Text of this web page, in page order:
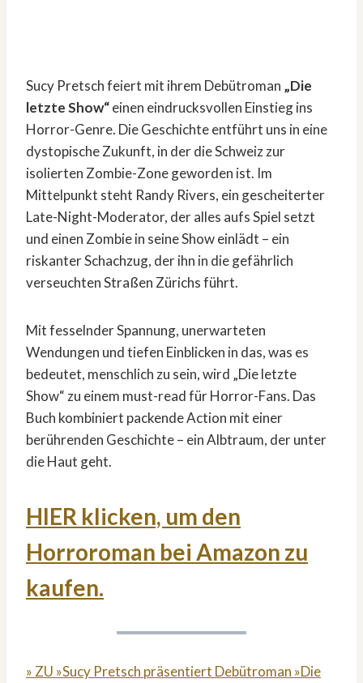
Sucy Pretsch feiert mit ihrem Debütroman „Die
letzte Show“einen eindrucksvollen Einstieg ins
Horror-Genre. Die Geschichte entführt uns in eine
dystopische Zukunft, in der die Schweiz zur
isolierten Zombie-Zone geworden ist. Im
Mittelpunkt steht Randy Rivers, ein gescheiterter
Late-Night-Moderator, der alles aufs Spiel setzt
und einen Zombie in seine Show einlädt – ein
riskanter Schachzug, der ihn in die gefährlich
verseuchten Straßen Zürichs führt.
Mit fesselnder Spannung, unerwarteten
Wendungen und tiefen Einblicken in das, was es
bedeutet, menschlich zu sein, wird „Die letzte
Show“ zu einem must-read für Horror-Fans. Das
Buch kombiniert packende Action mit einer
berührenden Geschichte – ein Albtraum, der unter
die Haut geht.
HIER klicken, um den
Horroroman bei Amazon zu
kaufen.
» ZU »Sucy Pretsch präsentiert Debütroman »Die